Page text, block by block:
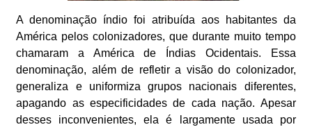
A denominação índio foi atribuída aos habitantes da
América pelos colonizadores, que durante muito tempo
chamaram a América de Índias Ocidentais. Essa
denominação, além de refletir a visão do colonizador,
generaliza e uniformiza grupos nacionais diferentes,
apagando as especificidades de cada nação. Apesar
desses inconvenientes, ela é largamente usada por